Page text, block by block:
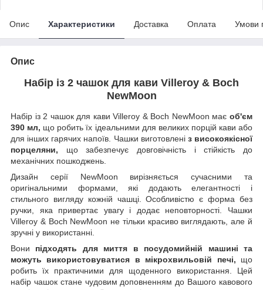
Опис Характеристики Доставка Оплата Умови
Опис
Набір із 2 чашок для кави Villeroy & Boch
NewMoon
Набір із 2 чашок для кави Villeroy & Boch NewMoon має об'єм
390 мл, що робить їх ідеальними для великих порцій кави або
для інших гарячих напоїв. Чашки виготовлені з високоякісної
порцеляни, що забезпечує довговічність і стійкість до
механічних пошкоджень.
Дизайн серії NewMoon вирізняється сучасними та
оригінальними формами, які додають елегантності і
стильного вигляду кожній чашці. Особливістю є форма без
ручки, яка привертає увагу і додає неповторності. Чашки
Villeroy & Boch NewMoon не тільки красиво виглядають, але й
зручні у використанні.
Вони підходять для миття в посудомийній машині та
можуть використовуватися в мікрохвильовій печі, що
робить їх практичними для щоденного використання. Цей
набір чашок стане чудовим доповненням до Вашого кавового